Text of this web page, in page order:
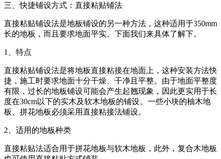
三、快捷铺设方式：直接粘贴铺法
直接粘贴铺设法是地板铺设的另一种方法，这种适用于350mm
长的地板，而且要求地面平实。下面我们来具体了解下。
1、特点
直接粘贴铺设法是将地板直接粘接在地面上，这种安装方法快
捷，施工时要求地面十分干燥、干净且平整。由于地面平整度
有限，过长的地板铺设可能会产生起翘现象，因此更实用于长
度在30cm以下的实木及软木地板的铺设。一些小块的柚木地
板、拼花地板必须采用直接粘接法铺设。
2、适用的地板种类
直接粘贴法适合用于拼花地板与软木地板，此外，复合木地板